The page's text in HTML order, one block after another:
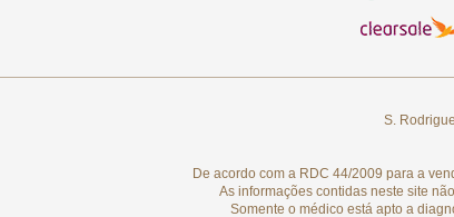
S.
De acordo com a RDC 44/2009 para a
As informações contidas neste site
Somente o médico está apto a